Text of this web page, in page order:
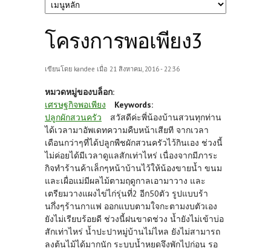
โครงการพอเพียง3
เขียนโดย kandee เมื่อ 21 สิงหาคม, 2016 - 22:36
หมวดหมู่ของบล็อก:
เศรษฐกิจพอเพียง
Keywords:
ปลูกผักสวนครัว
สวัสดีค่ะพี่น้องบ้านสวนทุกท่าน
ได้เวลามาอัพเดทความคืบหน้าเสียที จากเวลา
เดือนกว่าๆที่ได้ปลูกพืชผักสวนครัวไว้กินเอง ช่วงนี้
ไม่ค่อยได้มีเวลาดูแลสักเท่าไหร่ เนื่องจากมีภาระ
กิจทำร้านค้าเล็กๆหน้าบ้านไว้ให้น้องขายน้ำ ขนม
และเผื่อแม่มีผลไม้ตามฤดูกาลเอามาวาง และ
เตรียมวางแผงไข่ไก่รุ่นที่2 อีก50ตัว รูปแบบร้า
นกึ่งๆร้านกาแฟ ออกแบบตามใจกะตามงบตัวเอง
ยังไม่เรียบร้อยดี ช่วงนี้ฝนขาดช่วง น้ำยังไม่เข้าบ่อ
สักเท่าไหร่ น้ำปะปาหมู่บ้านไม่ไหล ยังไม่สามารถ
ลงต้นไม้ได้มากนัก ระบบน้ำหยดจึงพักไปก่อน รอ